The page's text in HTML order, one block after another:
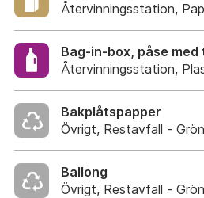
Återvinningsstation,
Bag-in-box, påse med
Återvinningsstation,
Bakplåtspapper
Övrigt, Restavfall -
Ballong
Övrigt, Restavfall -